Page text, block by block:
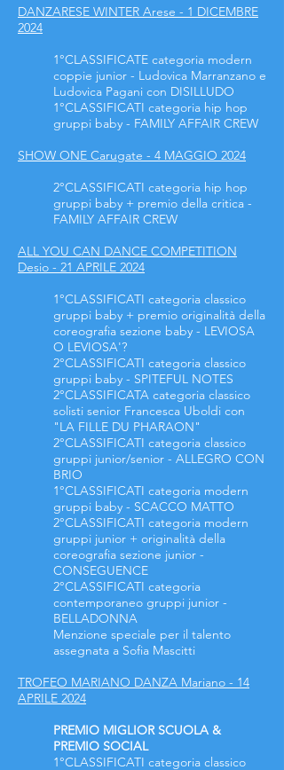
DANZARESE WINTER Arese - 1 DICEMBRE
2024
1°CLASSIFICATE categoria modern
coppie junior - Ludovica Marranzano e
Ludovica Pagani con DISILLUDO
1°CLASSIFICATI categoria hip hop
gruppi baby - FAMILY AFFAIR CREW
SHOW ONE Carugate - 4 MAGGIO 2024
2°CLASSIFICATI categoria hip hop
gruppi baby + premio della critica -
FAMILY AFFAIR CREW
ALL YOU CAN DANCE COMPETITION
Desio - 21 APRILE 2024
1°CLASSIFICATI categoria classico
gruppi baby + premio originalità della
coreografia sezione baby - LEVIOSA
O LEVIOSA'?
2°CLASSIFICATI categoria classico
gruppi baby - SPITEFUL NOTES
2°CLASSIFICATA categoria classico
solisti senior Francesca Uboldi con
"LA FILLE DU PHARAON"
2°CLASSIFICATI categoria classico
gruppi junior/senior - ALLEGRO CON
BRIO
1°CLASSIFICATI categoria modern
gruppi baby - SCACCO MATTO
2°CLASSIFICATI categoria modern
gruppi junior + originalità della
coreografia sezione junior -
CONSEGUENCE
2°CLASSIFICATI categoria
contemporaneo gruppi junior -
BELLADONNA
Menzione speciale per il talento
assegnata a Sofia Mascitti
TROFEO MARIANO DANZA Mariano - 14
APRILE 2024
PREMIO MIGLIOR SCUOLA &
PREMIO SOCIAL
1°CLASSIFICATI categoria classico